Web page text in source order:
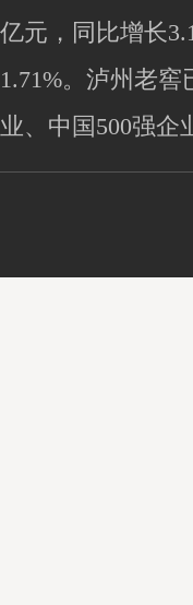
亿元，同比增长
1.71%。泸州老
业、中国500强企